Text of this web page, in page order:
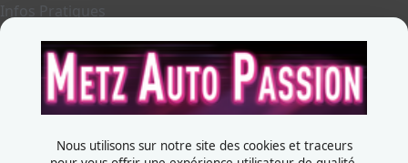
Infos Pratiques
Je souhaite exposer
Metz Auto Passion
Contactez-nous
Nous utilisons sur notre site des cookies et traceurs